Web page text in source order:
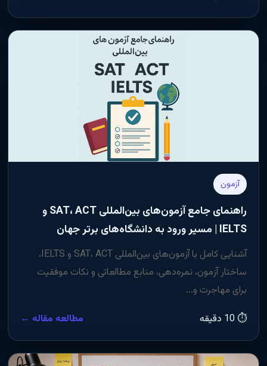
آزمون
راهنمای جامع آزمون‌های بین‌المللی SAT، ACT و
IELTS | مسیر ورود به دانشگاه‌های برتر جهان
آشنایی کامل با آزمون‌های بین‌المللی SAT، ACT و IELTS،
ساختار آزمون، نمره‌دهی، منابع مطالعاتی و نکات موفقیت
برای مهاجرت و...
⏱ 10 دقیقه
مطالعه مقاله ←